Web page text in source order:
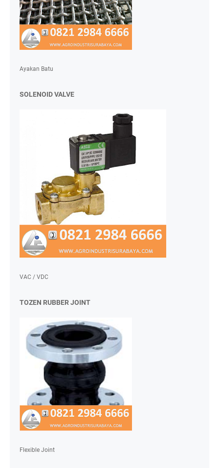
Ayakan Batu
SOLENOID VALVE
VAC / VDC
TOZEN RUBBER JOINT
Flexible Joint